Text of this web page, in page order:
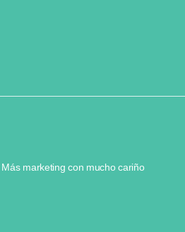
Más marketing con mucho cariño